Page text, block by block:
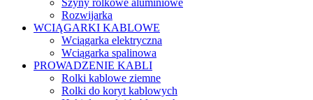
Szyny rolkowe aluminiowe
Rozwijarka
WCIĄGARKI KABLOWE
Wciągarka elektryczna
Wciągarka spalinowa
PROWADZENIE KABLI
Rolki kablowe ziemne
Rolki do koryt kablowych